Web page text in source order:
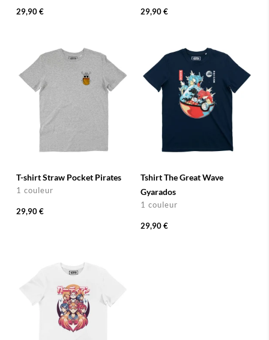
29,90 € 29,90 €
T-shirt Straw Pocket Pirates
1 couleur
29,90 €
Tshirt The Great Wave
Gyarados
1 couleur
29,90 €